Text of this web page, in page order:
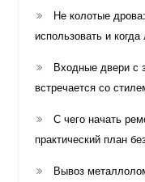
Не колотые
использовать и
Входные двери с
встречается со
С чего начать
практический план
Вывоз